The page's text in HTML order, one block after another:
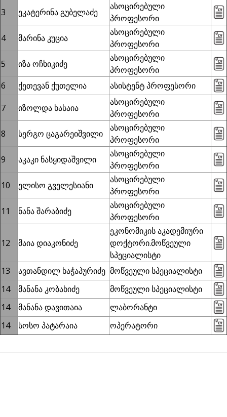
3
ეკატერინა გუბელაძე
ასოცირებული
პროფესორი
4
მარინა კუცია
ასოცირებული
პროფესორი
5
იზა ოჩხიკიძე
ასოცირებული
პროფესორი
6
ქეთევან ქუთელია
ასისტენტ პროფესორი
7
იზოლდა ხასაია
ასოცირებული
პროფესორი
8
სერგო ცაგარეიშვილი
ასოცირებული
პროფესორი
9
აკაკი ნასყიდაშვილი
ასოცირებული
პროფესორი
10
ელისო გველესიანი
ასოცირებული
პროფესორი
11
ნანა შარაბიძე
ასოცირებული
პროფესორი
12 მაია დიაკონიძე
ეკონომიკის აკადემიური
დოქტორი.მოწვეული
სპეციალისტი
13
ავთანდილ ხაჭაპურიძე მოწვეული სპეციალისტი
14
მანანა კობახიძე
მოწვეული სპეციალისტი
14
მანანა დავითაია
ლაბორანტი
14
სოსო პატარაია ოპერატორი